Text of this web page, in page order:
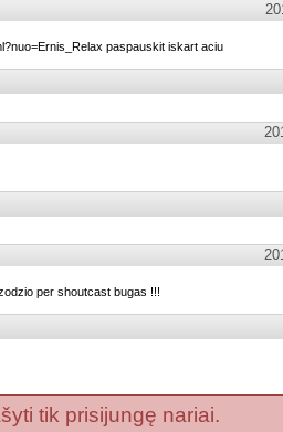
paspauskit iskart aciu
per shoutcast bugas !!!
tik prisijungę nariai.